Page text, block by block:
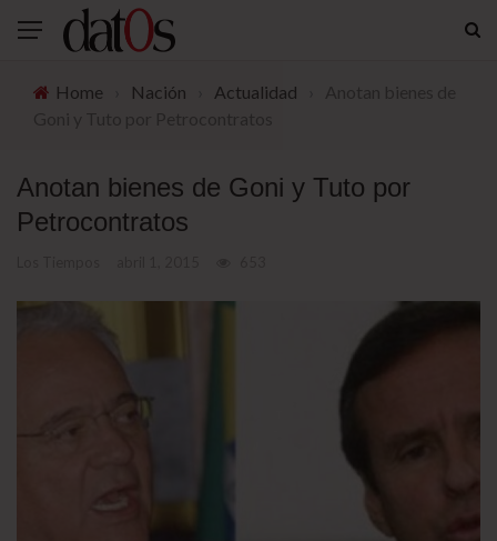
Home Nación Actualidad
Anotan bienes de Goni y Tuto por
Petrocontratos